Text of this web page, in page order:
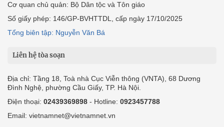
Cơ quan chủ quản: Bộ Dân tộc và Tôn giáo
Số giấy phép: 146/GP-BVHTTDL, cấp ngày 17/10/2025
Tổng biên tập: Nguyễn Văn Bá
Liên hệ tòa soạn
Địa chỉ: Tầng 18, Toà nhà Cục Viễn thông (VNTA), 68 Dương
Đình Nghệ, phường Cầu Giấy, TP. Hà Nội.
Điện thoại: 02439369898 - Hotline: 0923457788
Email: vietnamnet@vietnamnet.vn